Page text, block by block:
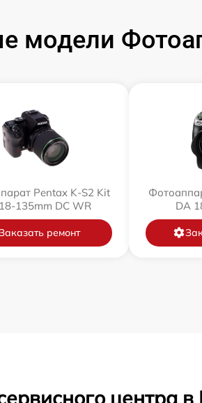
модели
Pentax K-S2 Kit
135mm DC WR
ремонт
DA
центра